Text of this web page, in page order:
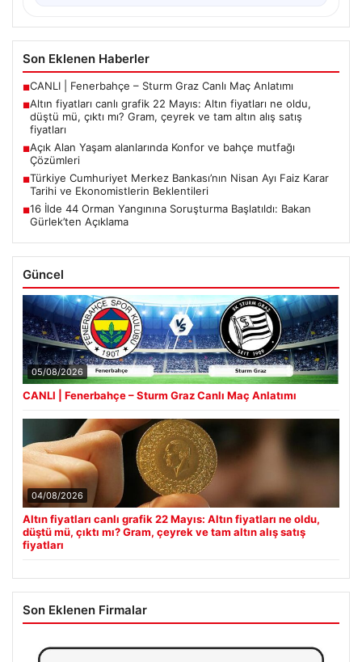
Son Eklenen Haberler
■CANLI | Fenerbahçe – Sturm Graz Canlı Maç Anlatımı
■Altın fiyatları canlı grafik 22 Mayıs: Altın fiyatları ne oldu,
düştü mü, çıktı mı? Gram, çeyrek ve tam altın alış satış
fiyatları
■Açık Alan Yaşam alanlarında Konfor ve bahçe mutfağı
Çözümleri
■Türkiye Cumhuriyet Merkez Bankası’nın Nisan Ayı Faiz Karar
Tarihi ve Ekonomistlerin Beklentileri
■16 İlde 44 Orman Yangınına Soruşturma Başlatıldı: Bakan
Gürlek’ten Açıklama
Güncel
05/08/2026
CANLI | Fenerbahçe – Sturm Graz Canlı Maç Anlatımı
04/08/2026
Altın fiyatları canlı grafik 22 Mayıs: Altın fiyatları ne oldu,
düştü mü, çıktı mı? Gram, çeyrek ve tam altın alış satış
fiyatları
Son Eklenen Firmalar